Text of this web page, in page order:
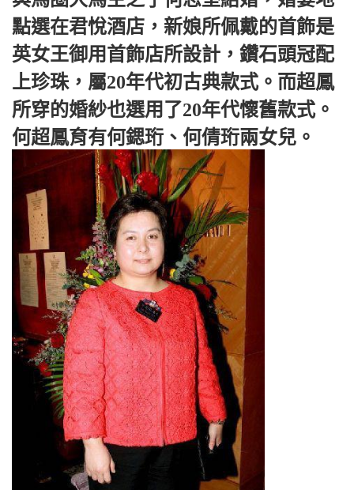
點選在君悅酒店，新娘所佩戴的首飾是
英女王御用首飾店所設計，鑽石頭冠配
上珍珠，屬20年代初古典款式。而超鳳
所穿的婚紗也選用了20年代懷舊款式。
何超鳳育有何鍶珩、何倩珩兩女兒。